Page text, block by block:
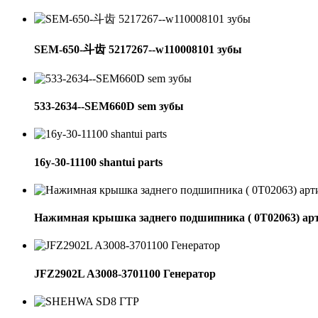
SEM-650-斗齿 5217267--w110008101 зубы
533-2634--SEM660D sem зубы
16y-30-11100 shantui parts
Нажимная крышка заднего подшипника ( 0Т02063)
JFZ2902L A3008-3701100 Генератор